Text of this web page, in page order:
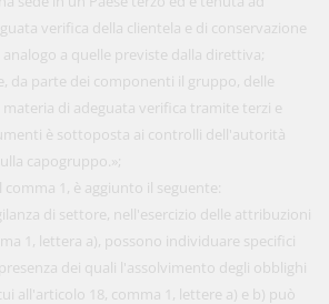
verifica della clientela e di conservazione
a quelle previste dalla direttiva;
da parte dei componenti il gruppo, delle
di adeguata verifica tramite terzi e
è sottoposta ai controlli dell'autorità
capogruppo.»;
1, è aggiunto il seguente:
di settore, nell'esercizio delle attribuzioni
1, lettera a), possono individuare specifici
dei quali l'assolvimento degli obblighi
all'articolo 18, comma 1, lettere a) e b) può